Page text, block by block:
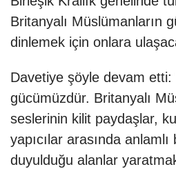
Britanyalı Müslümanların
dinlemek için onlara
Davetiye şöyle devam etti:
gücümüzdür. Britanyalı
seslerinin kilit paydaşlar,
yapıcılar arasında
duyulduğu alanlar